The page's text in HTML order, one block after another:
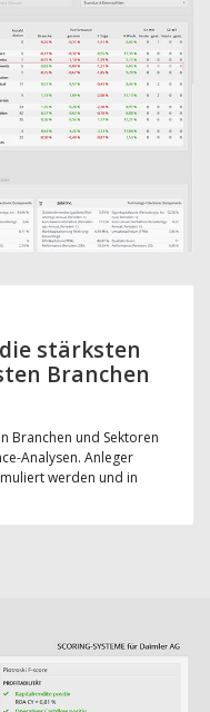
stärksten
Branchen
Branchen und Sektoren
Analysen. Anleger
werden und in